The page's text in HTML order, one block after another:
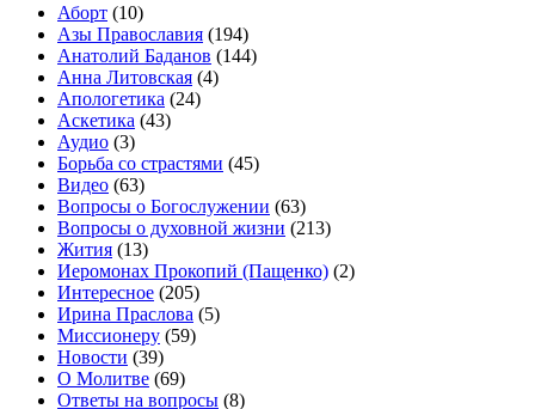
Аборт (10)
Азы Православия (194)
Анатолий Баданов (144)
Анна Литовская (4)
Апологетика (24)
Аскетика (43)
Аудио (3)
Борьба со страстями (45)
Видео (63)
Вопросы о Богослужении (63)
Вопросы о духовной жизни (213)
Жития (13)
Иеромонах Прокопий (Пащенко) (2)
Интересное (205)
Ирина Праслова (5)
Миссионеру (59)
Новости (39)
О Молитве (69)
Ответы на вопросы (8)